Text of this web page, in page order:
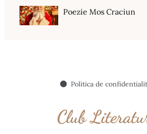
Poezie Mos Craciun
Politica de